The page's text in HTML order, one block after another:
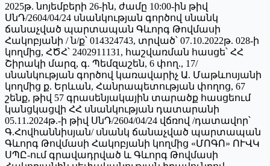
2025թ. նոյեմբերի 26-ին, ժամը 10:00-ին թիվ
ՍնԴ/2604/04/24 սնանկության գործով սնանկ
ճանաչված պարտապան Գևորգ Թովմասի
Հակոբյանի / ն/ք՝ 014324743, տրված՝ 07.10.2022թ. 028-ի
կողմից, ՀԾՀ՝ 2402911131, հաշվառման հասցե՝ ՀՀ
Շիրակի մարզ, գ. Պեմզաշեն, 6 փող., 17/
սնանկության գործով կառավարիչ Ա. Մաթևոսյանի
կողմից ք. Երևան, Հանրապետության փողոց, 67
շենք, թիվ 57 գրասենյակային տարածք հասցեում
կանցկացվի ՀՀ սնանկության դատարանի
05.11.2024թ.-ի թիվ ՍնԴ/2604/04/24 վճռով /դատավոր՝
Գ.Հովհաննիսյան/ սնանկ ճանաչված պարտապան
Գևորգ Թովմասի Հակոբյանի կողմից «ՄՈԳՈ» ՈՒՎԿ
ՍՊԸ-ում գրավադրված և Գևորգ Թովմասի